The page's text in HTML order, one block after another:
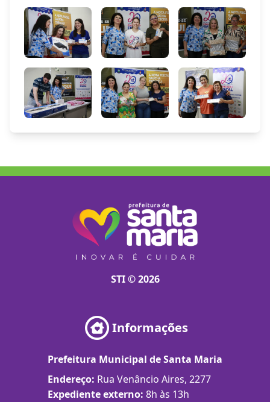
STI © 2026
Informações
Prefeitura Municipal de Santa Maria
Endereço: Rua Venâncio Aires, 2277
Expediente externo: 8h às 13h